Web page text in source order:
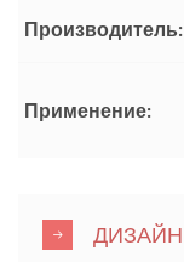
Производитель:
Применение: